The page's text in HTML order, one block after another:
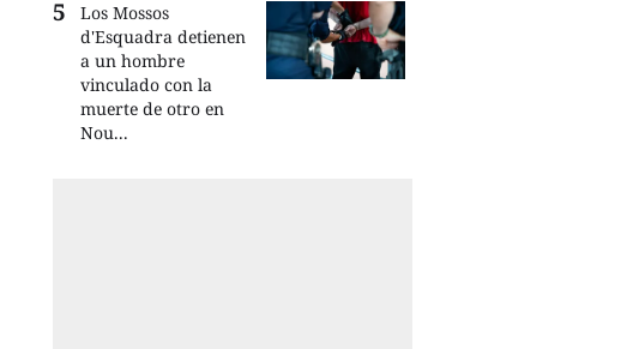
Los Mossos
d'Esquadra detienen
a un hombre
vinculado con la
muerte de otro en
Nou...